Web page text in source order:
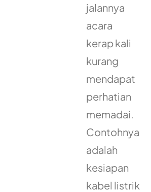
jalannya
acara
kerap kali
kurang
mendapat
perhatian
memadai.
Contohnya
adalah
kesiapan
kabel listrik